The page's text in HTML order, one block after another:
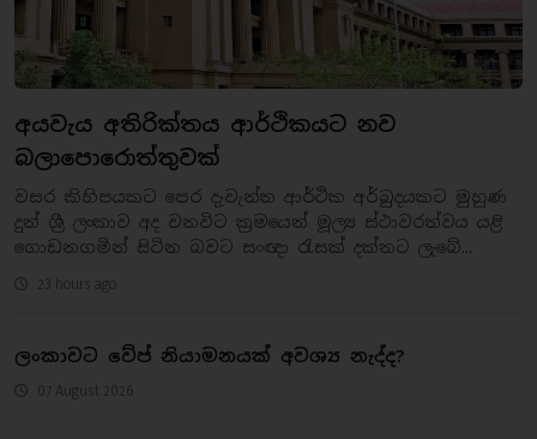
අයවැය අතිරික්තය ආර්ථිකයට නව
බලාපොරොත්තුවක්
වසර කිහිපයකට පෙර දැවැන්ත ආර්ථික අර්බුදයකට මුහුණ
දුන් ශ්‍රී ලංකාව අද වනවිට ක්‍රමයෙන් මූල්‍ය ස්ථාවරත්වය යළි
ගොඩනගමින් සිටින බවට සංඥා රැසක් දක්නට ලැබේ...
23 hours ago
ලංකාවට වේප් නියාමනයක් අවශ්‍ය නැද්ද?
07 August 2026